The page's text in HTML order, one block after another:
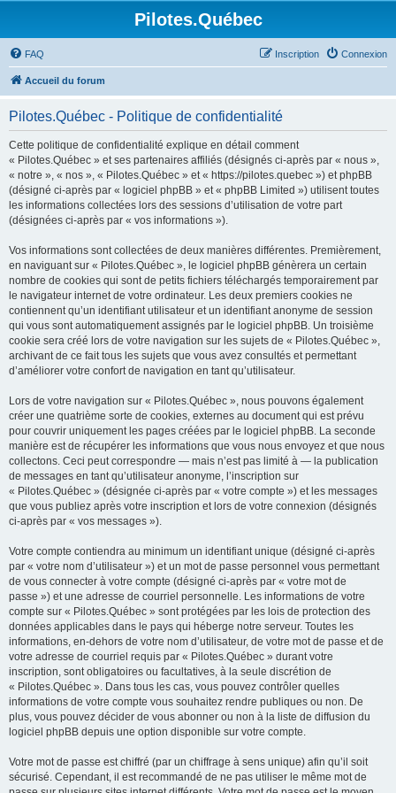
Pilotes.Québec
FAQ Connexion
Inscription
Accueil du forum
Pilotes.Québec - Politique de confidentialité
Cette politique de confidentialité explique en détail comment
« Pilotes.Québec » et ses partenaires affiliés (désignés ci-après par « nous »,
« notre », « nos », « Pilotes.Québec » et « https://pilotes.quebec ») et phpBB
(désigné ci-après par « logiciel phpBB » et « phpBB Limited ») utilisent toutes
les informations collectées lors des sessions d’utilisation de votre part
(désignées ci-après par « vos informations »).
Vos informations sont collectées de deux manières différentes. Premièrement,
en naviguant sur « Pilotes.Québec », le logiciel phpBB génèrera un certain
nombre de cookies qui sont de petits fichiers téléchargés temporairement par
le navigateur internet de votre ordinateur. Les deux premiers cookies ne
contiennent qu’un identifiant utilisateur et un identifiant anonyme de session
qui vous sont automatiquement assignés par le logiciel phpBB. Un troisième
cookie sera créé lors de votre navigation sur les sujets de « Pilotes.Québec »,
archivant de ce fait tous les sujets que vous avez consultés et permettant
d’améliorer votre confort de navigation en tant qu’utilisateur.
Lors de votre navigation sur « Pilotes.Québec », nous pouvons également
créer une quatrième sorte de cookies, externes au document qui est prévu
pour couvrir uniquement les pages créées par le logiciel phpBB. La seconde
manière est de récupérer les informations que vous nous envoyez et que nous
collectons. Ceci peut correspondre — mais n’est pas limité à — la publication
de messages en tant qu’utilisateur anonyme, l’inscription sur
« Pilotes.Québec » (désignée ci-après par « votre compte ») et les messages
que vous publiez après votre inscription et lors de votre connexion (désignés
ci-après par « vos messages »).
Votre compte contiendra au minimum un identifiant unique (désigné ci-après
par « votre nom d’utilisateur ») et un mot de passe personnel vous permettant
de vous connecter à votre compte (désigné ci-après par « votre mot de
passe ») et une adresse de courriel personnelle. Les informations de votre
compte sur « Pilotes.Québec » sont protégées par les lois de protection des
données applicables dans le pays qui héberge notre serveur. Toutes les
informations, en-dehors de votre nom d’utilisateur, de votre mot de passe et de
votre adresse de courriel requis par « Pilotes.Québec » durant votre
inscription, sont obligatoires ou facultatives, à la seule discrétion de
« Pilotes.Québec ». Dans tous les cas, vous pouvez contrôler quelles
informations de votre compte vous souhaitez rendre publiques ou non. De
plus, vous pouvez décider de vous abonner ou non à la liste de diffusion du
logiciel phpBB depuis une option disponible sur votre compte.
Votre mot de passe est chiffré (par un chiffrage à sens unique) afin qu’il soit
sécurisé. Cependant, il est recommandé de ne pas utiliser le même mot de